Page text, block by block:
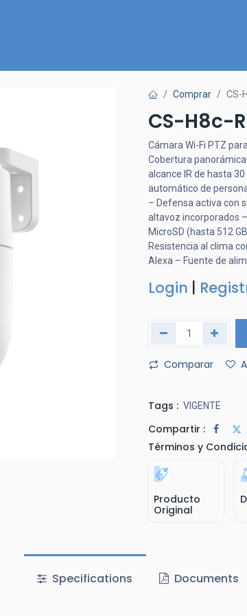
Comprar CS-
CS-H8c-
Cámara Wi-Fi PTZ
Cobertura panorámica
alcance IR de hasta
automático de
– Defensa activa con
altavoz incorporados
MicroSD (hasta 512
Resistencia al clima
Alexa – Fuente de
Login
Comparar
Tags : VIGENTE
Compartir :
Términos y
Producto
Original
Specifications Documents